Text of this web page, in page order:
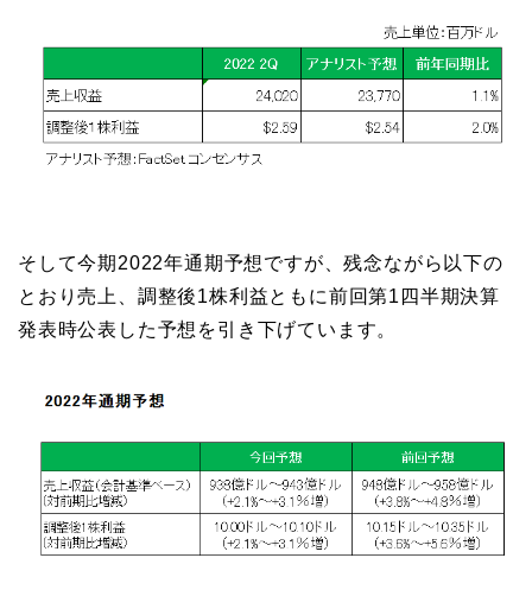
そして今期2022年通期予想ですが、残念ながら以下の
とおり売上、調整後1株利益ともに前回第1四半期決算
発表時公表した予想を引き下げています。